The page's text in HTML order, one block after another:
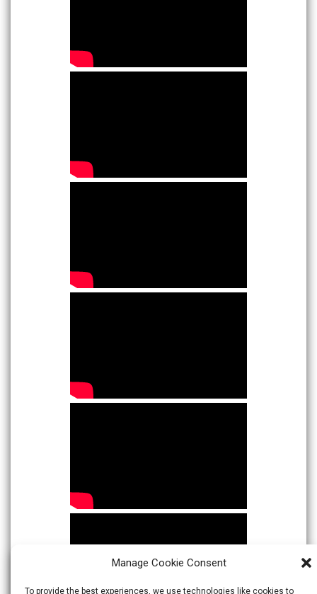
Manage Cookie Consent
To provide the best experiences, we use technologies like cookies to